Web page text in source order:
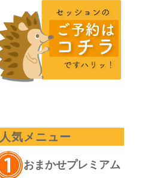
人気メニュー
おまかせプレミアム